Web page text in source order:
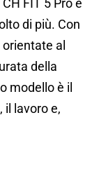
FIT 5 Pro è
di più. Con
al
della
modello è il
il lavoro e,